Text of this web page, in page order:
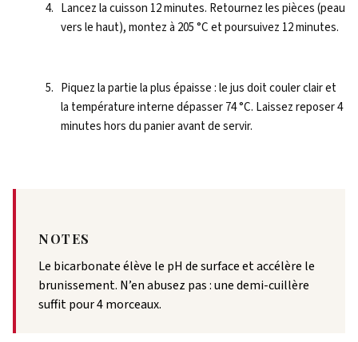
Lancez la cuisson 12 minutes. Retournez les pièces (peau
vers le haut), montez à 205 °C et poursuivez 12 minutes.
Piquez la partie la plus épaisse : le jus doit couler clair et
la température interne dépasser 74 °C. Laissez reposer 4
minutes hors du panier avant de servir.
NOTES
Le bicarbonate élève le pH de surface et accélère le
brunissement. N’en abusez pas : une demi-cuillère
suffit pour 4 morceaux.